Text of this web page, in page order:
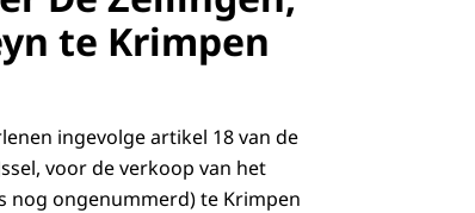
te Krimpen
ingevolge artikel 18 van de
voor de verkoop van het
nog ongenummerd) te Krimpen